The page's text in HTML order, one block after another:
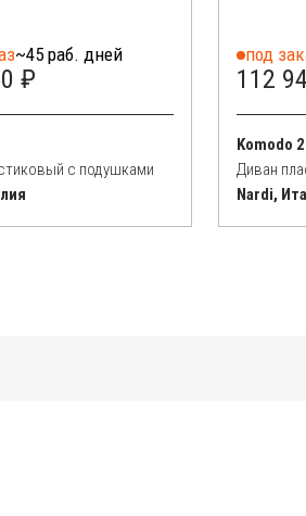
~45 раб. дней
₽
с подушками
под
112
Komodo 2
Диван
Nardi,